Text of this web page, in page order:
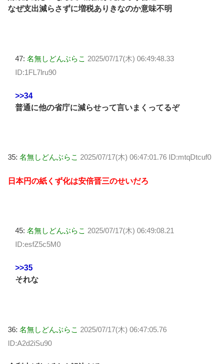
なぜ支出減らさずに増税ありきなのか意味不明
47: 名無しどんぶらこ 2025/07/17(木) 06:49:48.33
ID:1FL7lru90
>>34
普通に他の省庁に減らせって言いまくってるぞ
35: 名無しどんぶらこ 2025/07/17(木) 06:47:01.76 ID:mtqDtcuf0
日本円の紙くず化は安倍晋三のせいだろ
45: 名無しどんぶらこ 2025/07/17(木) 06:49:08.21
ID:esfZ5c5M0
>>35
それな
36: 名無しどんぶらこ 2025/07/17(木) 06:47:05.76
ID:A2d2iSu90